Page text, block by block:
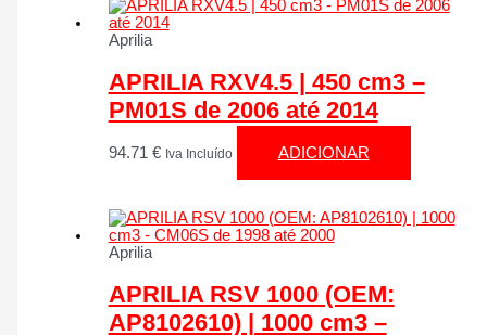
Aprilia
APRILIA RXV4.5 | 450 cm3 –
PM01S de 2006 até 2014
94.71 € Iva Incluído ADICIONAR
Aprilia
APRILIA RSV 1000 (OEM:
AP8102610) | 1000 cm3 –